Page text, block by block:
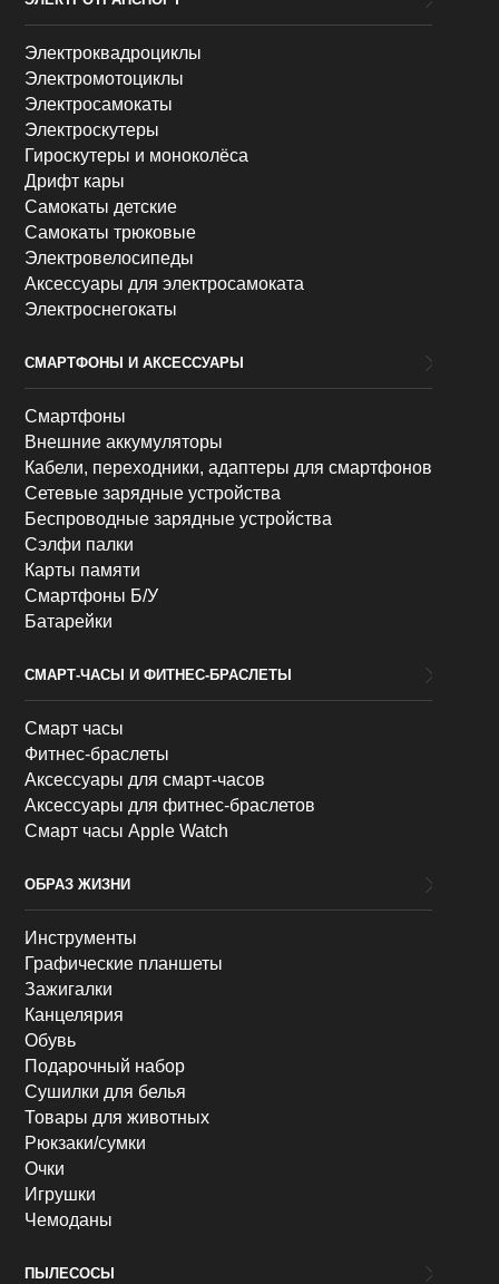
Электроквадроциклы
Электромотоциклы
Электросамокаты
Электроскутеры
Гироскутеры и моноколёса
Дрифт кары
Самокаты детские
Самокаты трюковые
Электровелосипеды
Аксессуары для электросамоката
Электроснегокаты
СМАРТФОНЫ И АКСЕССУАРЫ
Смартфоны
Внешние аккумуляторы
Кабели, переходники, адаптеры для смартфонов
Сетевые зарядные устройства
Беспроводные зарядные устройства
Сэлфи палки
Карты памяти
Смартфоны Б/У
Батарейки
СМАРТ-ЧАСЫ И ФИТНЕС-БРАСЛЕТЫ
Смарт часы
Фитнес-браслеты
Аксессуары для смарт-часов
Аксессуары для фитнес-браслетов
Смарт часы Apple Watch
ОБРАЗ ЖИЗНИ
Инструменты
Графические планшеты
Зажигалки
Канцелярия
Обувь
Подарочный набор
Сушилки для белья
Товары для животных
Рюкзаки/сумки
Очки
Игрушки
Чемоданы
ПЫЛЕСОСЫ